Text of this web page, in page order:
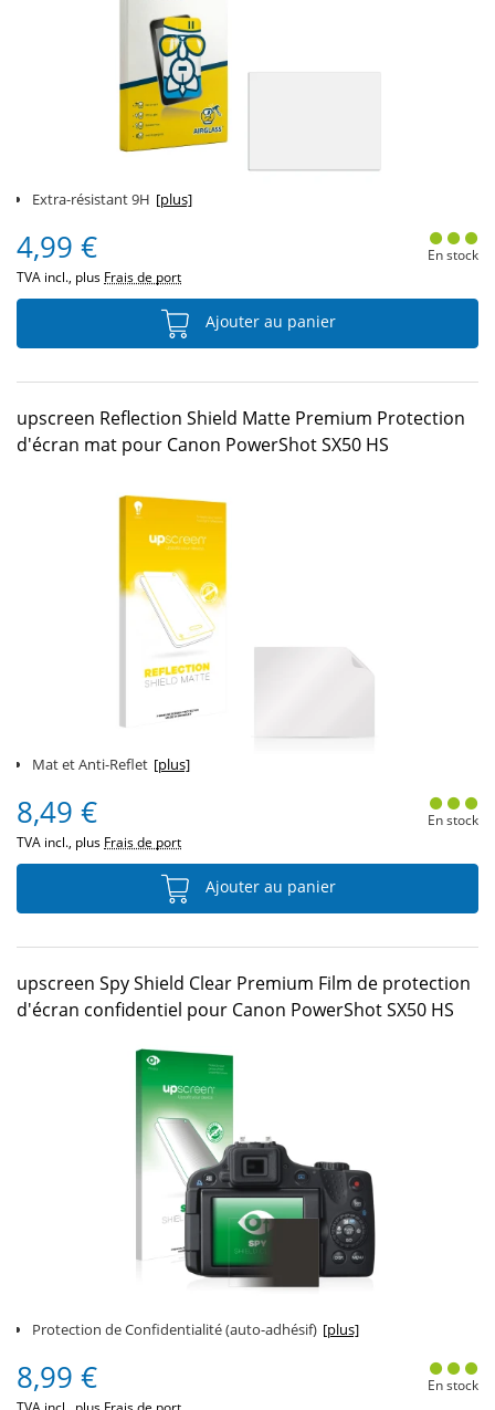
Extra-résistant 9H [plus]
4,99 €
TVA incl., plus Frais de port
En stock
Ajouter au panier
upscreen Reflection Shield Matte Premium Protection
d'écran mat pour Canon PowerShot SX50 HS
Mat et Anti-Reflet [plus]
8,49 €
TVA incl., plus Frais de port
En stock
Ajouter au panier
upscreen Spy Shield Clear Premium Film de protection
d'écran confidentiel pour Canon PowerShot SX50 HS
Protection de Confidentialité (auto-adhésif) [plus]
8,99 € En stock